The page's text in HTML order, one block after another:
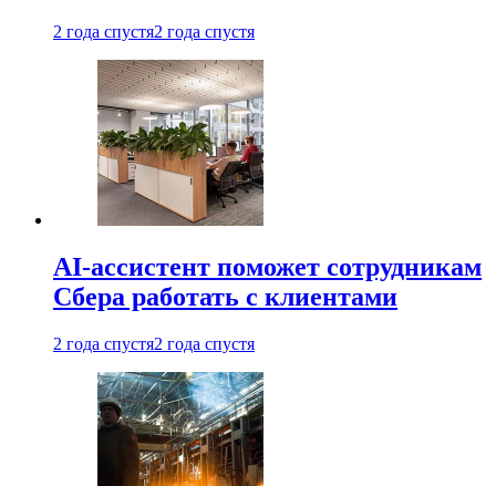
2 года спустя2 года спустя
AI-ассистент поможет сотрудникам
Сбера работать с клиентами
2 года спустя2 года спустя